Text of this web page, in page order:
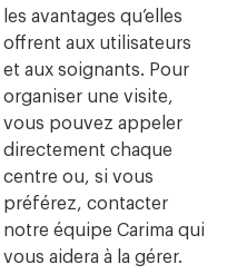
les avantages qu’elles
offrent aux utilisateurs
et aux soignants. Pour
organiser une visite,
vous pouvez appeler
directement chaque
centre ou, si vous
préférez, contacter
notre équipe Carima qui
vous aidera à la gérer.